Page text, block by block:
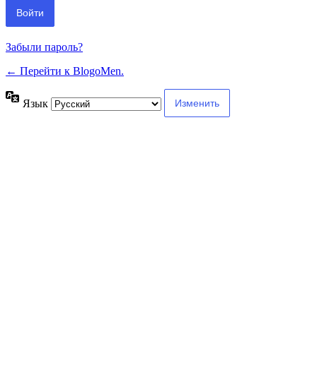
Забыли пароль?
← Перейти к BlogoMen.
Язык